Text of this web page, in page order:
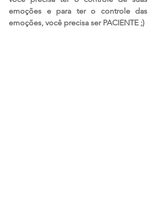
emoções e para ter o controle das
emoções, você precisa ser PACIENTE ;)